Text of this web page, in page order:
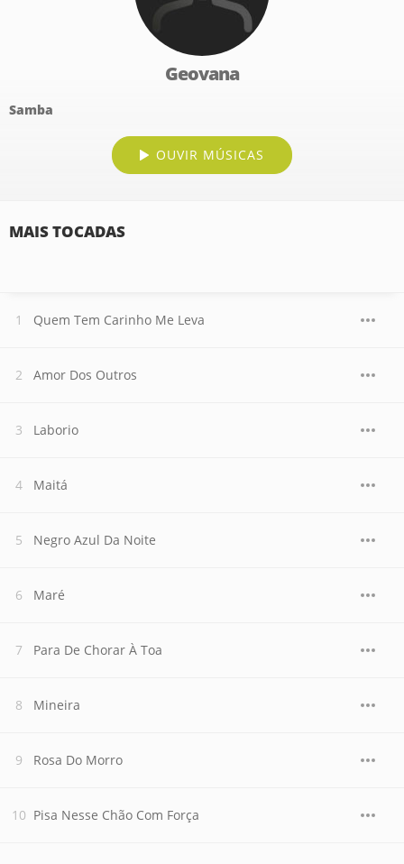
Geovana
Samba
OUVIR MÚSICAS
MAIS TOCADAS
Quem Tem Carinho Me Leva
Amor Dos Outros
Laborio
Maitá
Negro Azul Da Noite
Maré
Para De Chorar À Toa
Mineira
Rosa Do Morro
Pisa Nesse Chão Com Força